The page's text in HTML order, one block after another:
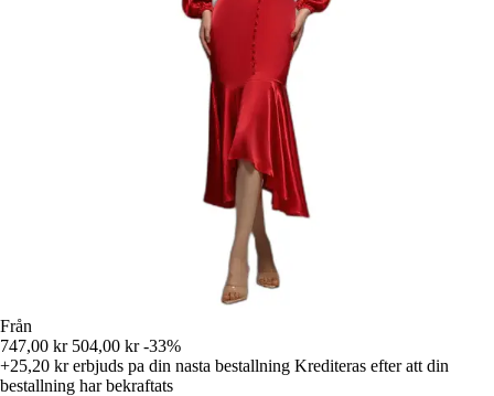
Från
747,00 kr 504,00 kr -33%
+25,20 krerbjuds pa din nasta bestallning Krediteras efter att din
bestallning har bekraftats